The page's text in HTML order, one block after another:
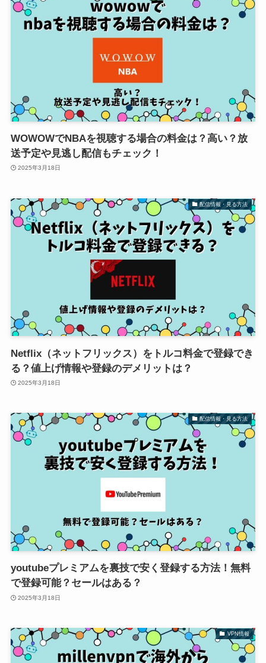
WOWOWでNBAを視聴する場合の料金は？高い？放
送予定や見逃し配信もチェック！
2025年3月18日
配信情報・見る方法
Netflix（ネットフリックス）をトルコ料金で登録でき
る？値上げ情報や登録のデメリットは？
2025年3月18日
配信情報・見る方法
youtubeプレミアムを裏技で安く登録する方法！無料
で登録可能？セールはある？
2025年3月18日
VPN情報